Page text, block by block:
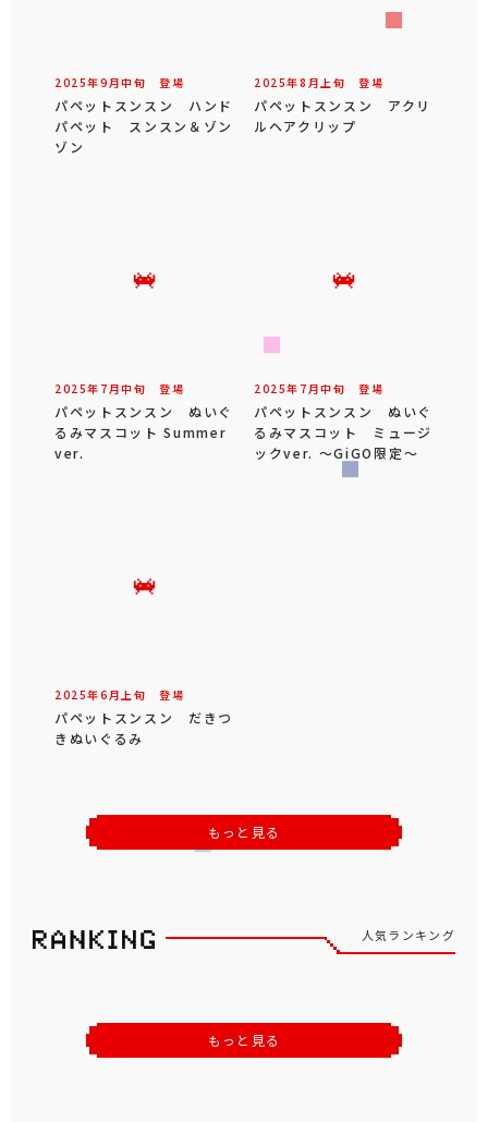
2025年9 月中旬 登場
パペットスンスン ハンド
パペット スンスン＆ゾン
ゾン
2025年8 月 上旬 登場
パペットスンスン アクリ
ルヘアクリップ
2025年 7 月中旬 登場
パペットスンスン ぬいぐ
るみマスコット Summer
ver.
2025年 7 月中旬 登場
パペットスンスン ぬいぐ
るみマスコット ミュージ
ックver. ～GiGO限定～
2025年6 月 上旬 登場
パペットスンスン だきつ
きぬいぐるみ
もっと見る
人気ランキング
もっと見る